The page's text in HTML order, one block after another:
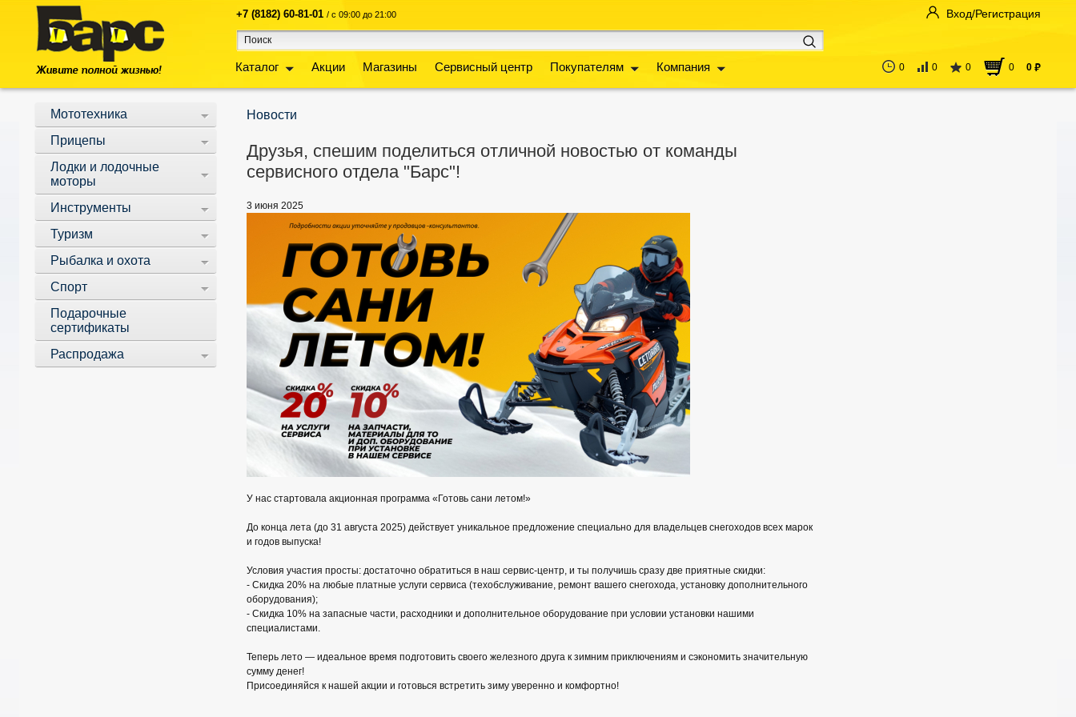
+7 (8182) 60-81-01 / с 09:00 до 21:00
Каталог Акции Магазины Сервисный центр Покупателям Компания
Вход/Регистрация
0 0 0 0 0 руб
Мототехника
Прицепы
Лодки и лодочные
моторы
Инструменты
Туризм
Рыбалка и охота
Спорт
Подарочные
сертификаты
Распродажа
Новости
Друзья, спешим поделиться отличной новостью от команды
сервисного отдела "Барс"!
3 июня 2025
У нас стартовала акционная программа «Готовь сани летом!»
До конца лета (до 31 августа 2025) действует уникальное предложение специально для владельцев снегоходов всех марок
и годов выпуска!
Условия участия просты: достаточно обратиться в наш сервис-центр, и ты получишь сразу две приятные скидки:
- Скидка 20% на любые платные услуги сервиса (техобслуживание, ремонт вашего снегохода, установку дополнительного
оборудования);
- Скидка 10% на запасные части, расходники и дополнительное оборудование при условии установки нашими
специалистами.
Теперь лето — идеальное время подготовить своего железного друга к зимним приключениям и сэкономить значительную
сумму денег!
Присоединяйся к нашей акции и готовься встретить зиму уверенно и комфортно!